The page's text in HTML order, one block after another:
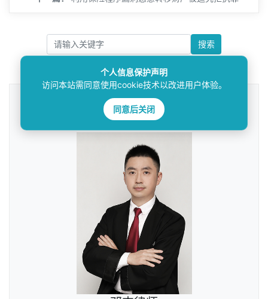
搜索
法律咨询
————受人之托，忠人之事————
个人信息保护声明
访问本站需同意使用cookie技术以改进用户体验。
同意后关闭